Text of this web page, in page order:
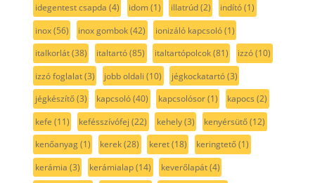
idegentest csapda (4) idom(1) illatrúd(2) indító(1)
inox(56) inox gombok(42) ionizáló kapcsoló(1)
italkorlát(38) italtartó(85) italtartópolcok(81) izzó(10)
izzó foglalat(3) jobb oldali (10) jégkockatartó(3)
jégkészítő(3) kapcsoló(40) kapcsolósor(1) kapocs (2)
kefe (11) kefésszívófej (22) kehely(3) kenyérsütő(12)
kenőanyag(1) kerek(28) keret(18) keringtető(1)
kerámia (3) kerámialap(14) keverőlapát(4)